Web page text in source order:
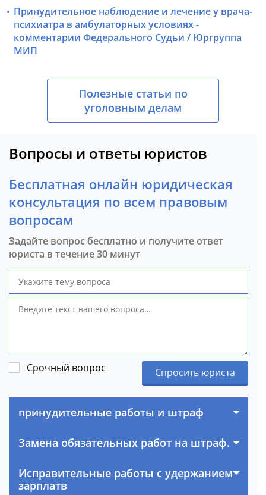
Принудительное наблюдение и лечение у врача-
психиатра в амбулаторных условиях -
комментарии Федерального Судьи / Юргруппа
МИП
Полезные статьи по
уголовным делам
Вопросы и ответы юристов
Бесплатная онлайн юридическая
консультация по всем правовым
вопросам
Задайте вопрос бесплатно и получите ответ
юриста в течение 30 минут
Срочный вопрос Спросить юриста
принудительные работы и штраф
Замена обязательных работ на штраф.
Исправительные работы с удержанием
зарплатв